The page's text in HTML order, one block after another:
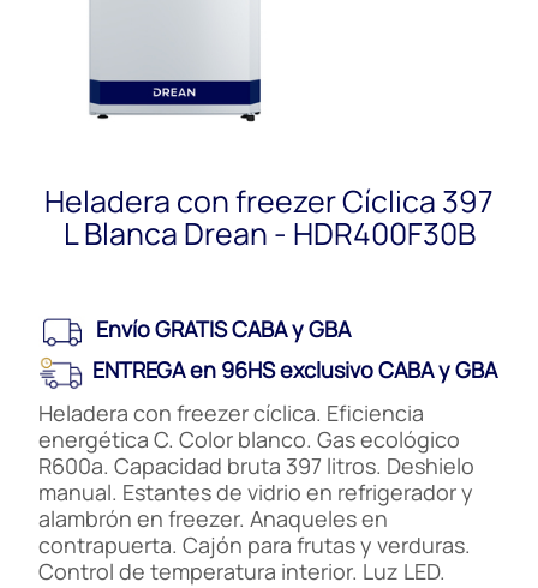
Heladera con freezer Cíclica 397
L Blanca Drean - HDR400F30B
Envío GRATIS CABA y GBA
ENTREGA en 96HS exclusivo CABA y GBA
Heladera con freezer cíclica. Eficiencia
energética C. Color blanco. Gas ecológico
R600a. Capacidad bruta 397 litros. Deshielo
manual. Estantes de vidrio en refrigerador y
alambrón en freezer. Anaqueles en
contrapuerta. Cajón para frutas y verduras.
Control de temperatura interior. Luz LED.